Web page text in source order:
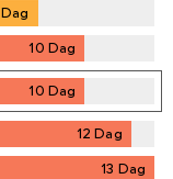
Dag
10 Dag
10 Dag
12 Dag
13 Dag